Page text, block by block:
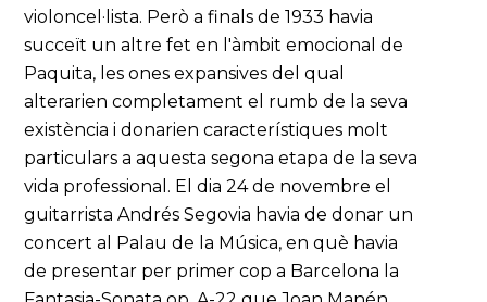
violoncel·lista. Però a finals de 1933 havia
succeït un altre fet en l'àmbit emocional de
Paquita, les ones expansives del qual
alterarien completament el rumb de la seva
existència i donarien característiques molt
particulars a aquesta segona etapa de la seva
vida professional. El dia 24 de novembre el
guitarrista Andrés Segovia havia de donar un
concert al Palau de la Música, en què havia
de presentar per primer cop a Barcelona la